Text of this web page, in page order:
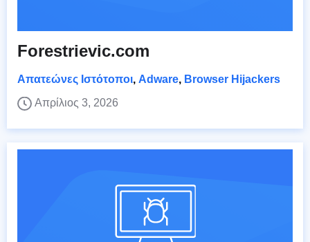
Forestrievic.com
Απατεώνες Ιστότοποι, Adware, Browser Hijackers
Απρίλιος 3, 2026